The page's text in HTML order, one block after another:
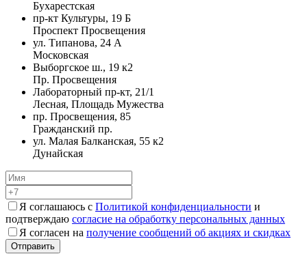
Бухарестская
пр-кт Культуры, 19 Б
Проспект Просвещения
ул. Типанова, 24 А
Московская
Выборгское ш., 19 к2
Пр. Просвещения
Лабораторный пр-кт, 21/1
Лесная, Площадь Мужества
пр. Просвещения, 85
Гражданский пр.
ул. Малая Балканская, 55 к2
Дунайская
Я соглашаюсь с Политикой конфиденциальности и
подтверждаю согласие на обработку персональных данных
Я согласен на получение сообщений об акциях и скидках